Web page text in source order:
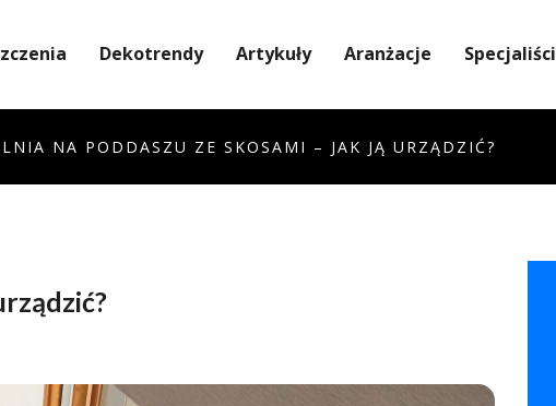
Dekotrendy Artykuły Aranżacje Specjaliści
NA PODDASZU ZE SKOSAMI – JAK JĄ URZĄDZIĆ?